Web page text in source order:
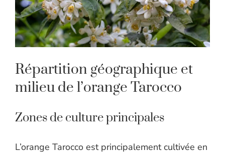
Répartition géographique et
milieu de l’orange Tarocco
Zones de culture principales
L’orange Tarocco est principalement cultivée en